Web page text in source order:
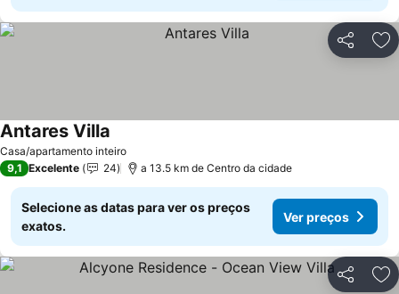
Partilhar
Casa/apartamento inteiro
Antares Villa
9,1 Excelente 24 a 13.5 km de Centro da cidade
Selecione as datas para ver os preços
exatos.
Ver preços
Partilhar